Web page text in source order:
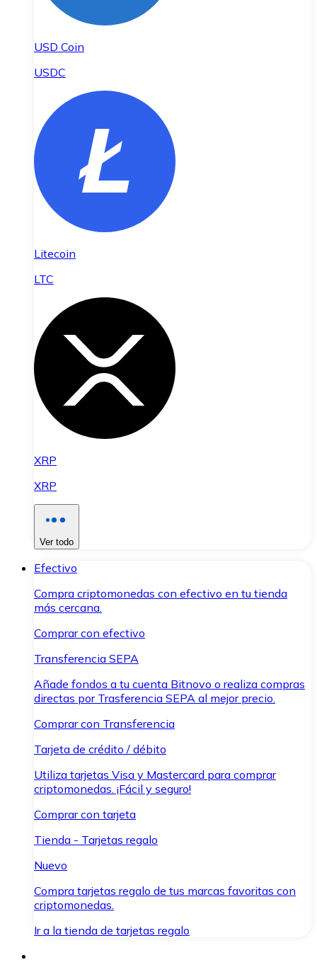
USD Coin
USDC
Litecoin
LTC
XRP
XRP
Ver todo
Efectivo
Compra criptomonedas con efectivo en tu tienda
más cercana.
Comprar con efectivo
Transferencia SEPA
Añade fondos a tu cuenta Bitnovo o realiza compras
directas por Trasferencia SEPA al mejor precio.
Comprar con Transferencia
Tarjeta de crédito / débito
Utiliza tarjetas Visa y Mastercard para comprar
criptomonedas. ¡Fácil y seguro!
Comprar con tarjeta
Tienda - Tarjetas regalo
Nuevo
Compra tarjetas regalo de tus marcas favoritas con
criptomonedas.
Ir a la tienda de tarjetas regalo